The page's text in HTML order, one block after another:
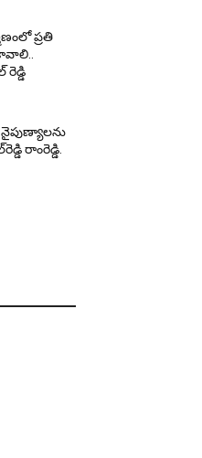
ప్రతి
రాంరెడ్డి.